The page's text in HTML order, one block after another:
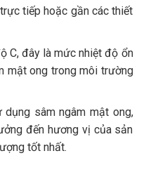
tiếp hoặc gần các thiết
C, đây là mức nhiệt độ ổn
mật ong trong môi trường
sâm ngâm mật ong,
đến hương vị của sản
tốt nhất.